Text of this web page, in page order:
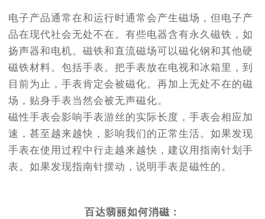
电子产品通常在和运行时通常会产生磁场，但电子产
品在现代社会无处不在。有些电器含有永久磁铁，如
扬声器和电机。磁铁和直流磁场可以磁化钢和其他硬
磁铁材料。包括手表。把手表放在电视和冰箱里，到
目前为止，手表肯定会被磁化。再加上无处不在的磁
场，贴身手表当然会被无声磁化。
磁性手表会影响手表游丝的实际长度，手表会相应加
速，甚至越来越快，影响我们的正常生活。如果发现
手表在使用过程中行走越来越快，建议用指南针划手
表。如果发现指南针摆动，说明手表是磁性的。
百达翡丽如何消磁：